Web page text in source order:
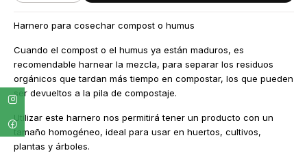
Harnero para cosechar compost o humus
Cuando el compost o el humus ya están maduros, es
recomendable harnear la mezcla, para separar los residuos
orgánicos que tardan más tiempo en compostar, los que pueden
ser devueltos a la pila de compostaje.
Utilizar este harnero nos permitirá tener un producto con un
tamaño homogéneo, ideal para usar en huertos, cultivos,
plantas y árboles.